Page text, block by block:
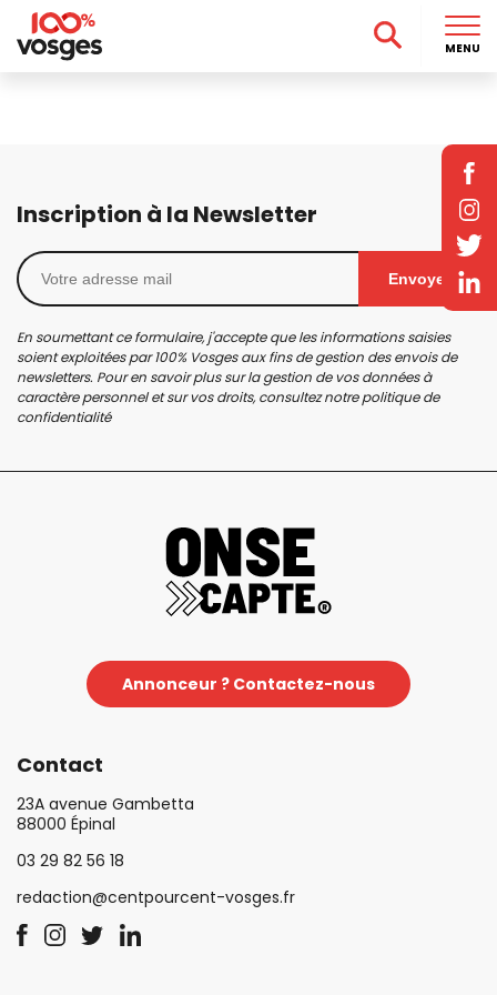
Inscription à la Newsletter
Envoyer
En soumettant ce formulaire, j'accepte que les informations saisies
soient exploitées par 100% Vosges aux fins de gestion des envois de
newsletters. Pour en savoir plus sur la gestion de vos données à
caractère personnel et sur vos droits, consultez notrepolitique de
confidentialité
Annonceur ? Contactez-nous
Contact
23A avenue Gambetta
88000 Épinal
03 29 82 56 18
redaction@centpourcent-vosges.fr
MENU